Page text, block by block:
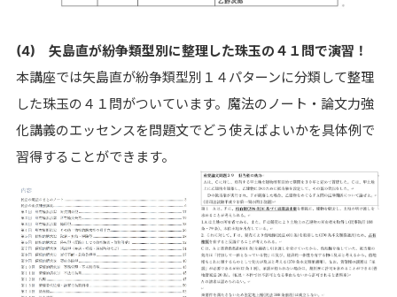
(4) 矢島直が紛争類型別に整理した珠玉の４１問で演習！
本講座では矢島直が紛争類型別１４パターンに分類して整理
した珠玉の４１問がついています。魔法のノート・論文力強
化講義のエッセンスを問題文でどう使えばよいかを具体例で
習得することができます。